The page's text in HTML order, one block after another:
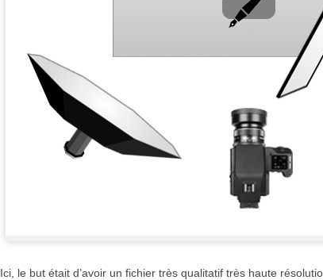
Ici, le but était d’avoir un fichier très qualitatif très haute